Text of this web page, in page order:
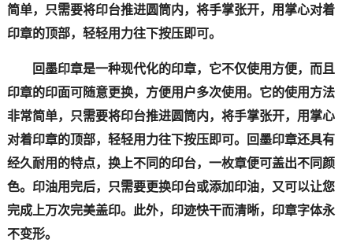
简单，只需要将印台推进圆筒内，将手掌张开，用掌心对着
印章的顶部，轻轻用力往下按压即可。
回墨印章是一种现代化的印章，它不仅使用方便，而且
印章的印面可随意更换，方便用户多次使用。它的使用方法
非常简单，只需要将印台推进圆筒内，将手掌张开，用掌心
对着印章的顶部，轻轻用力往下按压即可。回墨印章还具有
经久耐用的特点，换上不同的印台，一枚章便可盖出不同颜
色。印油用完后，只需要更换印台或添加印油，又可以让您
完成上万次完美盖印。此外，印迹快干而清晰，印章字体永
不变形。